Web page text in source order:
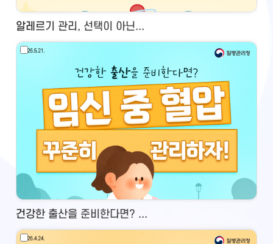
알레르기 관리, 선택이 아닌...
건강한 출산을 준비한다면? ...